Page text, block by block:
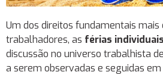
Um dos direitos fundamentais mais
trabalhadores, as férias individuais
discussão no universo trabalhista
a serem observadas e seguidas em